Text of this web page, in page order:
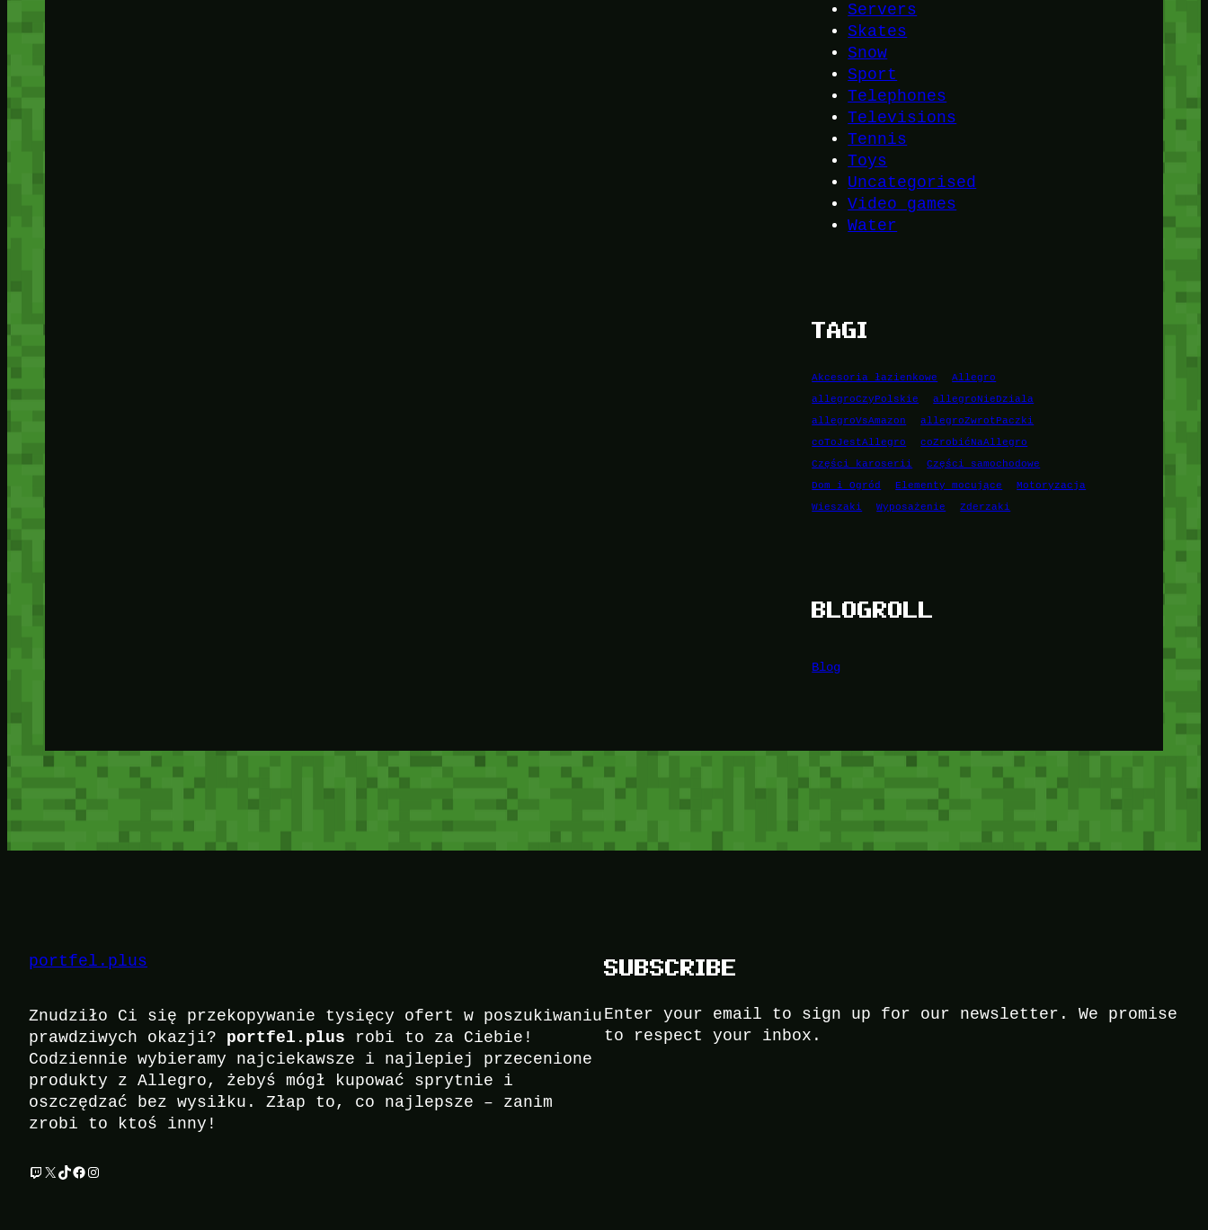
Servers
Skates
Snow
Sport
Telephones
Televisions
Tennis
Toys
Uncategorised
Video games
Water
TAGI
Akcesoria łazienkowe
Allegro
allegroCzyPolskie
allegroNieDziala
allegroVsAmazon
allegroZwrotPaczki
coToJestAllegro
coZrobićNaAllegro
Części karoserii
Części samochodowe
Dom i Ogród
Elementy mocujące
Motoryzacja
Wieszaki
Wyposażenie Zderzaki
BLOGROLL
Blog
portfel.plus
Znudziło Ci się przekopywanie tysięcy ofert w poszukiwaniu
prawdziwych okazji? portfel.plus robi to za Ciebie!
Codziennie wybieramy najciekawsze i najlepiej przecenione
produkty z Allegro, żebyś mógł kupować sprytnie i
oszczędzać bez wysiłku. Złap to, co najlepsze – zanim
zrobi to ktoś inny!
Twitch X TikTok Facebook Instagram
SUBSCRIBE
Enter your email to sign up for our newsletter. We promise
to respect your inbox.